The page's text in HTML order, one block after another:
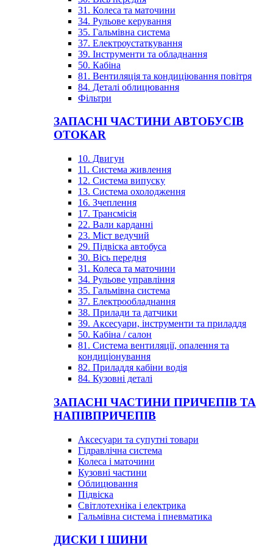
31. Колеса та маточини
34. Рульове керування
35. Гальмівна система
37. Електроустаткування
39. Інструменти та обладнання
50. Кабіна
81. Вентиляція та кондиціювання повітря
84. Деталі облицювання
Фільтри
ЗАПАСНІ ЧАСТИНИ АВТОБУСІВ
OTOKAR
10. Двигун
11. Система живлення
12. Система випуску
13. Система охолодження
16. Зчеплення
17. Трансмісія
22. Вали карданні
23. Міст ведучий
29. Підвіска автобуса
30. Вісь передня
31. Колеса та маточини
34. Рульове управління
35. Гальмівна система
37. Електрообладнання
38. Прилади та датчики
39. Аксесуари, інструменти та приладдя
50. Кабіна / салон
81. Система вентиляції, опалення та
кондиціонування
82. Приладдя кабіни водія
84. Кузовні деталі
ЗАПАСНІ ЧАСТИНИ ПРИЧЕПІВ ТА
НАПІВПРИЧЕПІВ
Аксесуари та супутні товари
Гідравлічна система
Колеса і маточини
Кузовні частини
Облицювання
Підвіска
Світлотехніка і електрика
Гальмівна система і пневматика
ДИСКИ І ШИНИ